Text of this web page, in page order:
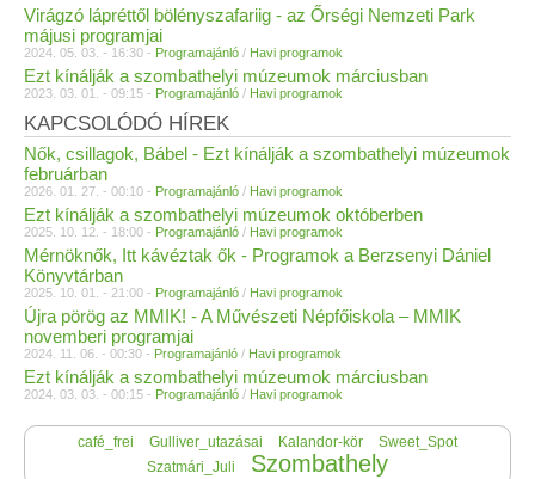
Virágzó lápréttől bölényszafariig - az Őrségi Nemzeti Park
májusi programjai
2024. 05. 03. - 16:30 - Programajánló / Havi programok
Ezt kínálják a szombathelyi múzeumok márciusban
2023. 03. 01. - 09:15 - Programajánló / Havi programok
KAPCSOLÓDÓ HÍREK
Nők, csillagok, Bábel - Ezt kínálják a szombathelyi múzeumok
februárban
2026. 01. 27. - 00:10 - Programajánló / Havi programok
Ezt kínálják a szombathelyi múzeumok októberben
2025. 10. 12. - 18:00 - Programajánló / Havi programok
Mérnöknők, Itt kávéztak ők - Programok a Berzsenyi Dániel
Könyvtárban
2025. 10. 01. - 21:00 - Programajánló / Havi programok
Újra pörög az MMIK! - A Művészeti Népfőiskola – MMIK
novemberi programjai
2024. 11. 06. - 00:30 - Programajánló / Havi programok
Ezt kínálják a szombathelyi múzeumok márciusban
2024. 03. 03. - 00:15 - Programajánló / Havi programok
café_frei Gulliver_utazásai Kalandor-kör
Sweet_Spot
Szatmári_Juli
Szombathely